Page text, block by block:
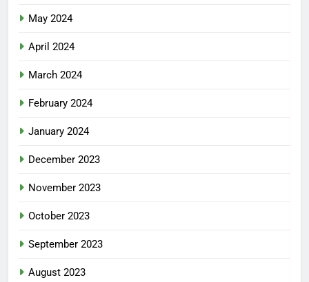
May 2024
April 2024
March 2024
February 2024
January 2024
December 2023
November 2023
October 2023
September 2023
August 2023